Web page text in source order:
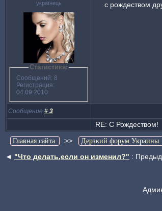
українець
Статистика:
Сообщений: 8
Регистрация:
04.09.2010
с рождеством
Сообщение # 3
RE: С Рождеством!
Главная сайта >> Дерзкий форум Украины
◄ "Что делать,если он изменил?" :